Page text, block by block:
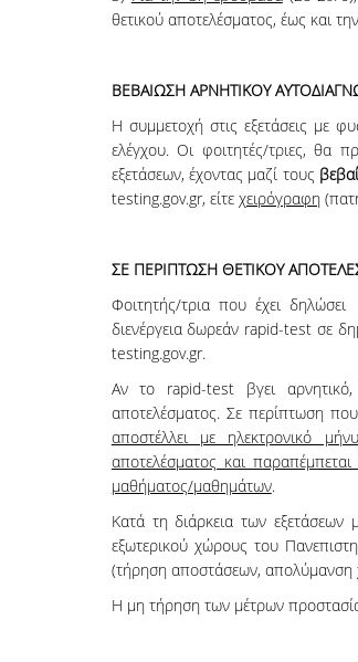
θετικού αποτελέσματος, έως και την
ΒΕΒΑΙΩΣΗ ΑΡΝΗΤΙΚΟΥ
Η συμμετοχή στις εξετάσεις με
ελέγχου. Οι φοιτητές/τριες, θα
εξετάσεων, έχοντας μαζί τους
testing.gov.gr, είτε χειρόγραφη
ΣΕ ΠΕΡΙΠΤΩΣΗ ΘΕΤΙΚΟΥ
Φοιτητής/τρια που έχει
διενέργεια δωρεάν rapid-test σε
testing.gov.gr.
Αν το rapid-test βγει αρνητικό,
αποτελέσματος. Σε περίπτωση
αποστέλλει με ηλεκτρονικό
αποτελέσματος και
μαθήματος/μαθημάτων.
Κατά τη διάρκεια των εξετάσεων
εξωτερικού χώρους του
(τήρηση αποστάσεων, απολύμανση
Η μη τήρηση των μέτρων